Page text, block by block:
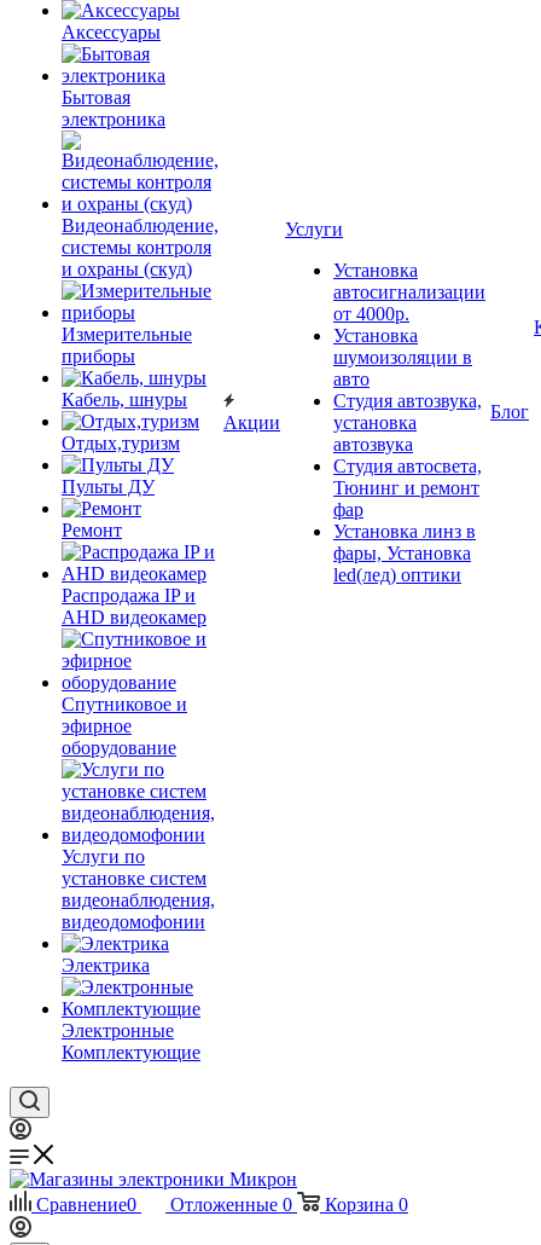
Аксессуары
Бытовая
электроника
Видеонаблюдение,
системы контроля
и охраны (скуд)
Измерительные
приборы
Кабель, шнуры
Отдых,туризм
Пульты ДУ
Ремонт
Распродажа IP и
AHD видеокамер
Спутниковое и
эфирное
оборудование
Услуги по
установке систем
видеонаблюдения,
видеодомофонии
Электрика
Электронные
Комплектующие
Акции
Услуги
Установка
автосигнализации
от 4000р.
Установка
шумоизоляции в
авто
Студия автозвука,
установка
автозвука
Студия автосвета,
Тюнинг и ремонт
фар
Установка линз в
фары, Установка
led(лед) оптики
Блог
Сравнение0 Отложенные 0 Корзина 0